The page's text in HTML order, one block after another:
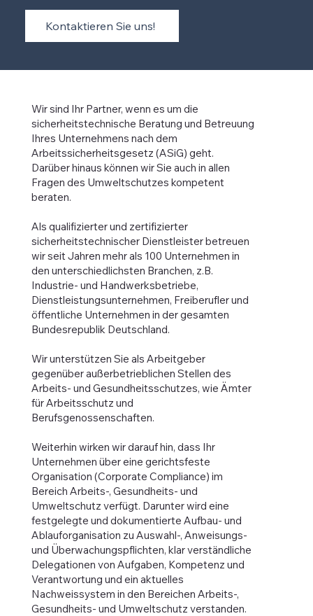
Kontaktieren Sie uns!
Wir sind Ihr Partner, wenn es um die
sicherheitstechnische Beratung und Betreuung
Ihres Unternehmens nach dem
Arbeitssicherheitsgesetz (ASiG) geht.
Darüber hinaus können wir Sie auch in allen
Fragen des Umweltschutzes kompetent
beraten.
Als qualifizierter und zertifizierter
sicherheitstechnischer Dienstleister betreuen
wir seit Jahren mehr als 100 Unternehmen in
den unterschiedlichsten Branchen, z.B.
Industrie- und Handwerksbetriebe,
Dienstleistungsunternehmen, Freiberufler und
öffentliche Unternehmen in der gesamten
Bundesrepublik Deutschland.
Wir unterstützen Sie als Arbeitgeber
gegenüber außerbetrieblichen Stellen des
Arbeits- und Gesundheitsschutzes, wie Ämter
für Arbeitsschutz und
Berufsgenossenschaften.
Weiterhin wirken wir darauf hin, dass Ihr
Unternehmen über eine gerichtsfeste
Organisation (Corporate Compliance) im
Bereich Arbeits-, Gesundheits- und
Umweltschutz verfügt. Darunter wird eine
festgelegte und dokumentierte Aufbau- und
Ablauforganisation zu Auswahl-, Anweisungs-
und Überwachungspflichten, klar verständliche
Delegationen von Aufgaben, Kompetenz und
Verantwortung und ein aktuelles
Nachweissystem in den Bereichen Arbeits-,
Gesundheits- und Umweltschutz verstanden.